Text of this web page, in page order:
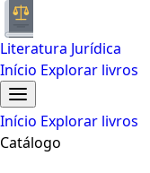
Literatura Jurídica
Início Explorar livros
Início Explorar livros
Catálogo